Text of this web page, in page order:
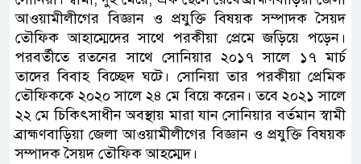
আওয়ামীলীগের বিজ্ঞান ও প্রযুক্তি বিষয়ক সম্পাদক সৈয়দ
তৌফিক আহাম্মেদের সাথে পরকীয়া প্রেমে জড়িয়ে পড়েন।
পরবর্তীতে রতনের সাথে সোনিয়ার ২০১৭ সালে ১৭ মার্চ
তাদের বিবাহ বিচ্ছেদ ঘটে। সোনিয়া তার পরকীয়া প্রেমিক
তৌফিককে ২০২০ সালে ২৪ মে বিয়ে করেন। তবে ২০২১ সালে
২২ মে চিকিৎসাধীন অবস্থায় মারা যান সোনিয়ার বর্তমান স্বামী
ব্রাহ্মণবাড়িয়া জেলা আওয়ামীলীগের বিজ্ঞান ও প্রযুক্তি বিষয়ক
সম্পাদক সৈয়দ তৌফিক আহম্মেদ।